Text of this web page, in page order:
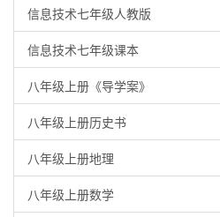
信息技术七年级人教版
信息技术七年级课本
八年级上册《导学案》
八年级上册历史书
八年级上册地理
八年级上册数学